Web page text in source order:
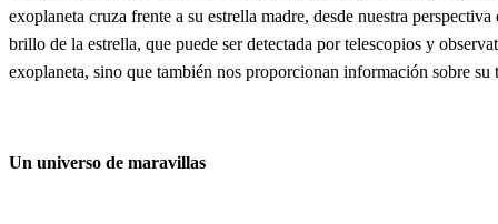
exoplaneta cruza frente a su estrella madre, desde nuestra
brillo de la estrella, que puede ser detectada por telescopios y
exoplaneta, sino que también nos proporcionan información sobre su
Un universo de maravillas